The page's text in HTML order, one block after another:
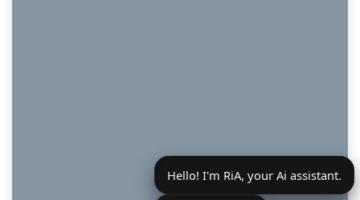
Platformă integrată pentru managementul flotei de roboți
Monitorizare în timp real și analiză date
Conectează roboți, software și servicii într-o singură
Hello! I'm RiA, your Ai assistant.